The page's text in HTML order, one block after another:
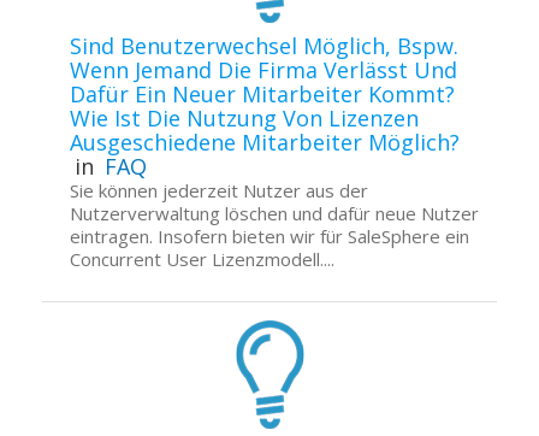
Sind Benutzerwechsel Möglich, Bspw.
Wenn Jemand Die Firma Verlässt Und
Dafür Ein Neuer Mitarbeiter Kommt?
Wie Ist Die Nutzung Von Lizenzen
Ausgeschiedene Mitarbeiter Möglich?
in FAQ
Sie können jederzeit Nutzer aus der
Nutzerverwaltung löschen und dafür neue Nutzer
eintragen. Insofern bieten wir für SaleSphere ein
Concurrent User Lizenzmodell....